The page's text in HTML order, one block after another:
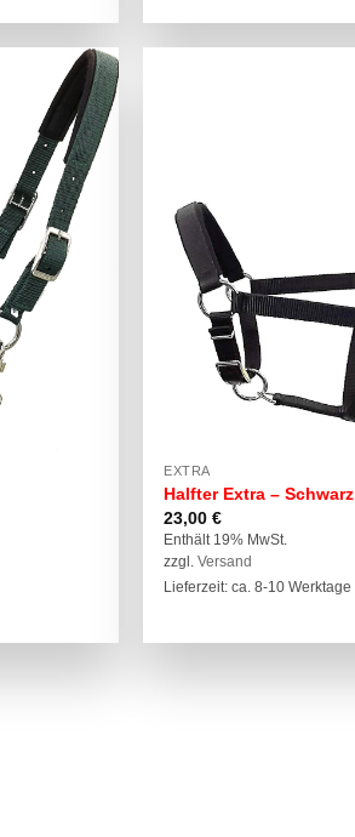
EXTRA
Halfter Extra – Schwarz
23,00€
Enthält 19% MwSt.
zzgl.Versand
Lieferzeit: ca. 8-10 Werktage